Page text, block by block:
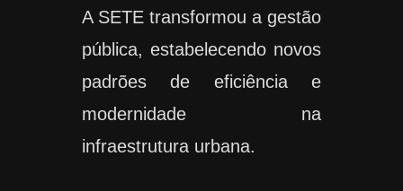
A SETE transformou a gestão
pública, estabelecendo novos
padrões de eficiência e
modernidade na
infraestrutura urbana.